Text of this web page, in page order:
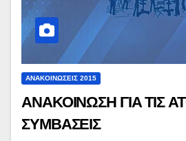
ΑΝΑΚΟΙΝΏΣΕΙΣ 2015
ΑΝΑΚΟΙΝΩΣΗ ΓΙΑ ΤΙΣ
ΣΥΜΒΑΣΕΙΣ